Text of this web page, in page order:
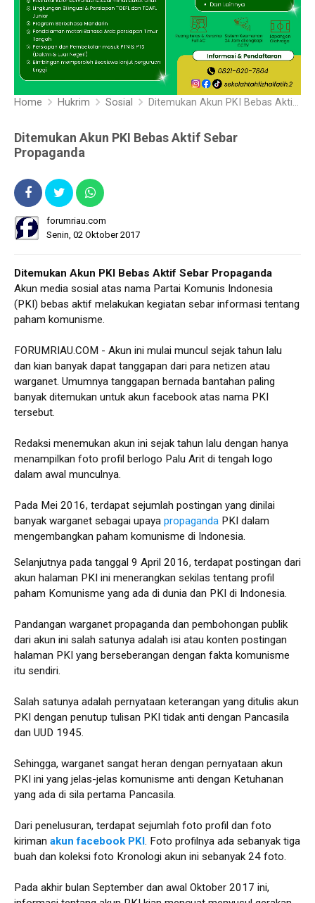
Home Hukrim Sosial Ditemukan Akun PKI Bebas Aktif Sebar Propaganda
Ditemukan Akun PKI Bebas Aktif Sebar
Propaganda
forumriau.com
Senin, 02 Oktober 2017
Ditemukan Akun PKI Bebas Aktif Sebar Propaganda
Akun media sosial atas nama Partai Komunis Indonesia
(PKI) bebas aktif melakukan kegiatan sebar informasi tentang
paham komunisme.
FORUMRIAU.COM - Akun ini mulai muncul sejak tahun lalu
dan kian banyak dapat tanggapan dari para netizen atau
warganet. Umumnya tanggapan bernada bantahan paling
banyak ditemukan untuk akun facebook atas nama PKI
tersebut.
Redaksi menemukan akun ini sejak tahun lalu dengan hanya
menampilkan foto profil berlogo Palu Arit di tengah logo
dalam awal munculnya.
Pada Mei 2016, terdapat sejumlah postingan yang dinilai
banyak warganet sebagai upaya propaganda PKI dalam
mengembangkan paham komunisme di Indonesia.
Selanjutnya pada tanggal 9 April 2016, terdapat postingan dari
akun halaman PKI ini menerangkan sekilas tentang profil
paham Komunisme yang ada di dunia dan PKI di Indonesia.
Pandangan warganet propaganda dan pembohongan publik
dari akun ini salah satunya adalah isi atau konten postingan
halaman PKI yang berseberangan dengan fakta komunisme
itu sendiri.
Salah satunya adalah pernyataan keterangan yang ditulis akun
PKI dengan penutup tulisan PKI tidak anti dengan Pancasila
dan UUD 1945.
Sehingga, warganet sangat heran dengan pernyataan akun
PKI ini yang jelas-jelas komunisme anti dengan Ketuhanan
yang ada di sila pertama Pancasila.
Dari penelusuran, terdapat sejumlah foto profil dan foto
kiriman akun facebook PKI. Foto profilnya ada sebanyak tiga
buah dan koleksi foto Kronologi akun ini sebanyak 24 foto.
Pada akhir bulan September dan awal Oktober 2017 ini,